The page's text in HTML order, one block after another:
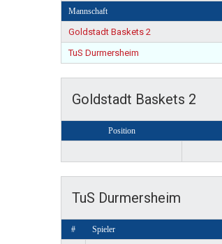
Mannschaft
Goldstadt Baskets 2
TuS Durmersheim
Goldstadt Baskets 2
Position
TuS Durmersheim
# Spieler